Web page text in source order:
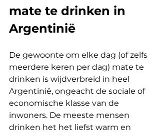
mate te drinken in
Argentinië
De gewoonte om elke dag (of zelfs
meerdere keren per dag) mate te
drinken is wijdverbreid in heel
Argentinië, ongeacht de sociale of
economische klasse van de
inwoners. De meeste mensen
drinken het het liefst warm en